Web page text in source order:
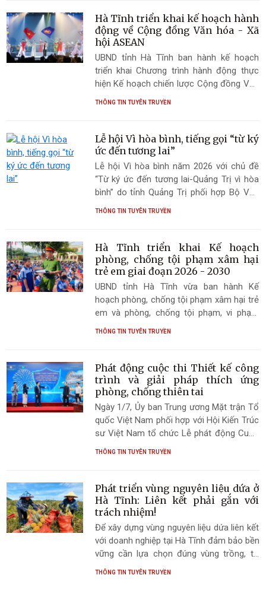
Hà Tĩnh triển khai kế hoạch hành
động về Cộng đồng Văn hóa - Xã
hội ASEAN
UBND tỉnh Hà Tĩnh ban hành kế hoạch
triển khai Chương trình hành động thực
hiện Kế hoạch chiến lược Cộng đồng Văn
hóa - Xã hội ASEAN giai đoạn 2026 -
sinh xã hội và lấy người dân làm trung tâm
trong quá trình phát triển.
THÔNG TIN TUYÊN TRUYỀN
Lễ hội Vì hòa bình, tiếng gọi “từ ký
ức đến tương lai”
Lễ hội Vì hòa bình năm 2026 với chủ đề
“Từ ký ức đến tương lai-Quảng Trị vì hòa
bình” do tỉnh Quảng Trị phối hợp Bộ Văn
hóa, Thể thao và Du lịch, Bộ Ngoại giao tổ
biệt Đôi bờ Hiền Lương-Bến Hải.
THÔNG TIN TUYÊN TRUYỀN
Hà Tĩnh triển khai Kế hoạch
phòng, chống tội phạm xâm hại
trẻ em giai đoạn 2026 - 2030
UBND tỉnh Hà Tĩnh vừa ban hành Kế
hoạch phòng, chống tội phạm xâm hại trẻ
em và phòng, chống tội phạm, vi phạm
pháp luật liên quan đến người dưới 18 tuổi
tội xâm hại trẻ em và tội phạm liên quan
đến người dưới 18 tuổi.
THÔNG TIN TUYÊN TRUYỀN
Phát động cuộc thi Thiết kế công
trình và giải pháp thích ứng
phòng, chống thiên tai
Ngày 1/7, Ủy ban Trung ương Mặt trận Tổ
quốc Việt Nam phối hợp với Hội Kiến Trúc
sư Việt Nam tổ chức Lễ phát động Cuộc
thi "Thiết kế công trình và giải pháp thích
THÔNG TIN TUYÊN TRUYỀN
Phát triển vùng nguyên liệu dứa ở
Hà Tĩnh: Liên kết phải gắn với
trách nhiệm!
Để xây dựng vùng nguyên liệu dứa liên kết
với doanh nghiệp tại Hà Tĩnh đảm bảo bền
vững cần lựa chọn đúng vùng trồng, tổ
chức sản xuất theo quy trình và bảo đảm
THÔNG TIN TUYÊN TRUYỀN